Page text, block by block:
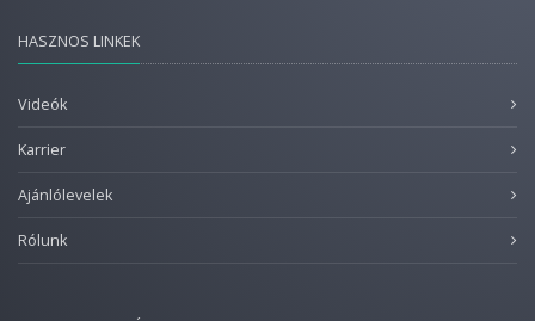
HASZNOS LINKEK
Videók
Karrier
Ajánlólevelek
Rólunk